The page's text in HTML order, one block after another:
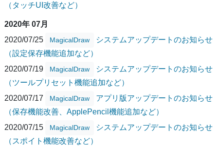
（タッチUI改善など）
2020年 07月
2020/07/25
MagicalDraw
システムアップデートのお知らせ
（設定保存機能追加など）
2020/07/19
MagicalDraw
システムアップデートのお知らせ
（ツールプリセット機能追加など）
2020/07/17
MagicalDraw
アプリ版アップデートのお知らせ
（保存機能改善、ApplePencil機能追加など）
2020/07/15
MagicalDraw
システムアップデートのお知らせ
（スポイト機能改善など）